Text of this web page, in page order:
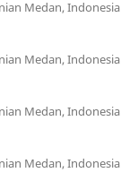
Medan, Indonesia
Medan, Indonesia
Medan, Indonesia
Medan, Indonesia